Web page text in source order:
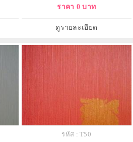
ราคา 0 บาท
ดูรายละเอียด
รหัส : T50